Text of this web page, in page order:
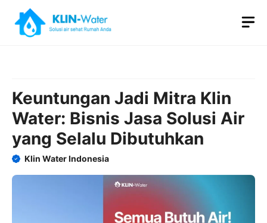
content
Keuntungan Jadi Mitra Klin
Water: Bisnis Jasa Solusi Air
yang Selalu Dibutuhkan
Klin Water Indonesia